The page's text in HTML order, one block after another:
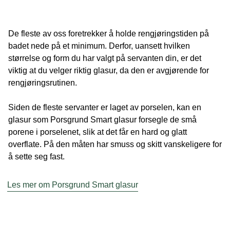
De fleste av oss foretrekker å holde rengjøringstiden på
badet nede på et minimum. Derfor, uansett hvilken
størrelse og form du har valgt på servanten din, er det
viktig at du velger riktig glasur, da den er avgjørende for
rengjøringsrutinen.
Siden de fleste servanter er laget av porselen, kan en
glasur som Porsgrund Smart glasur forsegle de små
porene i porselenet, slik at det får en hard og glatt
overflate. På den måten har smuss og skitt vanskeligere for
å sette seg fast.
Les mer om Porsgrund Smart glasur